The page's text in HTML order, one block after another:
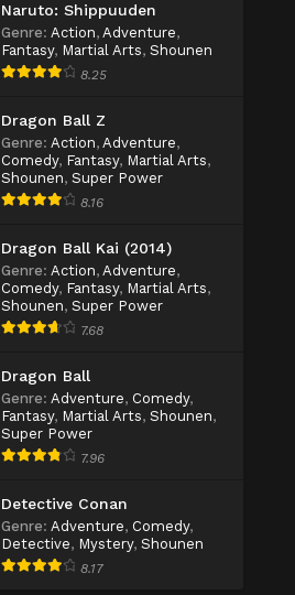
Naruto: Shippuuden
Genre: Action, Adventure,
Fantasy, Martial Arts, Shounen
8.25
Dragon Ball Z
Genre: Action, Adventure,
Comedy, Fantasy, Martial Arts,
Shounen, Super Power
8.16
Dragon Ball Kai (2014)
Genre: Action, Adventure,
Comedy, Fantasy, Martial Arts,
Shounen, Super Power
7.68
Dragon Ball
Genre: Adventure, Comedy,
Fantasy, Martial Arts, Shounen,
Super Power
7.96
Detective Conan
Genre: Adventure, Comedy,
Detective, Mystery, Shounen
8.17